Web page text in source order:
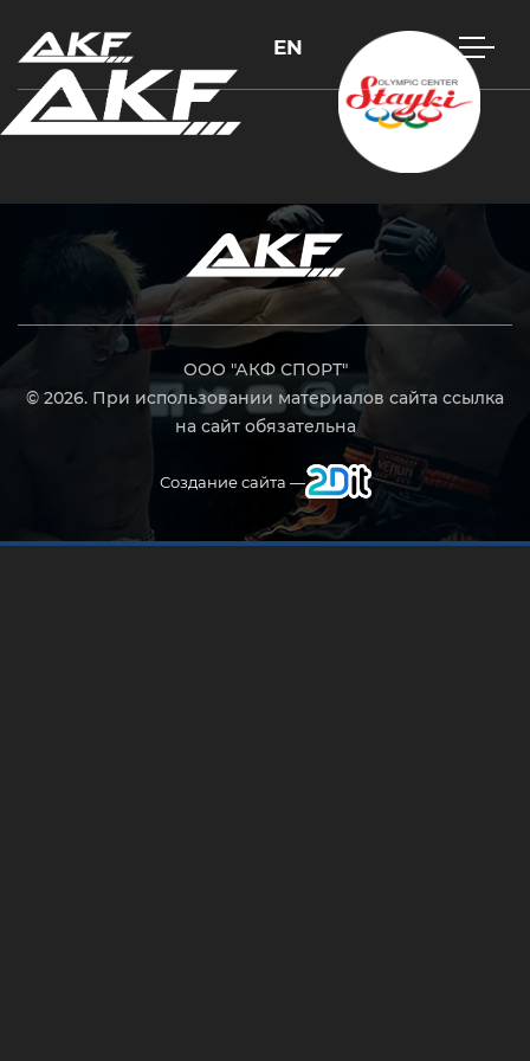
EN
ООО "АКФ СПОРТ"
© 2026. При использовании материалов сайта ссылка
на сайт обязательна
Создание сайта —
Нажмите Enter для поиска или Esc, чтобы закрыть